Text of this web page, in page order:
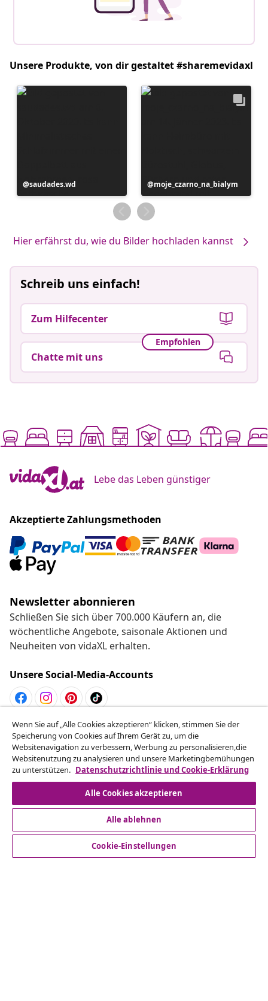
Unsere Produkte, von dir gestaltet #sharemevidaxl
Beitrag
veröffentlicht
saudades.wd
Beitrag
veröffentlicht
von
moje_czarno_na_bialym
Hier erfährst du, wie du Bilder hochladen kannst
Schreib uns einfach!
Zum Hilfecenter
Empfohlen
Chatte mit uns
Lebe das Leben günstiger
Akzeptierte Zahlungsmethoden
Newsletter abonnieren
Schließen Sie sich über 700.000 Käufern an, die
wöchentliche Angebote, saisonale Aktionen und
Neuheiten von vidaXL erhalten.
Unsere Social-Media-Accounts
Vom Vertrag zurücktreten
Reiche einen Widerrufsantrag für deine Bestellung
ein.
Vom Vertrag zurücktreten
Wenn Sie auf „Alle Cookies akzeptieren“ klicken, stimmen Sie der
Speicherung von Cookies auf Ihrem Gerät zu, um die
Websitenavigation zu verbessern, Werbung zu personalisieren,die
Websitenutzung zu analysieren und unsere Marketingbemühungen
zu unterstützen. Datenschutzrichtlinie und Cookie-Erklärung
Alle Cookies akzeptieren
Alle ablehnen
Cookie-Einstellungen